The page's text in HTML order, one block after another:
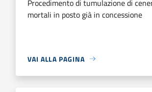
Procedimento di tumulazione di
mortali in posto già in concessione
VAI ALLA PAGINA